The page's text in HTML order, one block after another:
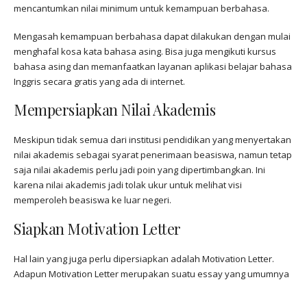
mencantumkan nilai minimum untuk kemampuan berbahasa.
Mengasah kemampuan berbahasa dapat dilakukan dengan mulai
menghafal kosa kata bahasa asing. Bisa juga mengikuti kursus
bahasa asing dan memanfaatkan layanan aplikasi belajar bahasa
Inggris secara gratis yang ada di internet.
Mempersiapkan Nilai Akademis
Meskipun tidak semua dari institusi pendidikan yang menyertakan
nilai akademis sebagai syarat penerimaan beasiswa, namun tetap
saja nilai akademis perlu jadi poin yang dipertimbangkan. Ini
karena nilai akademis jadi tolak ukur untuk melihat visi
memperoleh beasiswa ke luar negeri.
Siapkan Motivation Letter
Hal lain yang juga perlu dipersiapkan adalah Motivation Letter.
Adapun Motivation Letter merupakan suatu essay yang umumnya